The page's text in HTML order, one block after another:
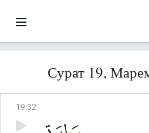
Сурат 19,
19:32